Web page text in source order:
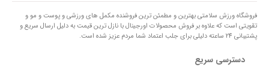
فروشگاه ورزش سلامتی بهترین و مطمئن ترین فروشنده مکمل های ورزشی و پوست و مو و
تقویتی است که علاوه بر فروش محصولات اورجینال با نازل ترین قیمت به دلیل ارسال سریع و
پشتیبانی 24 ساعته دلیلی برای جلب اعتماد شما مردم عزیز شده است.
دسترسی سریع